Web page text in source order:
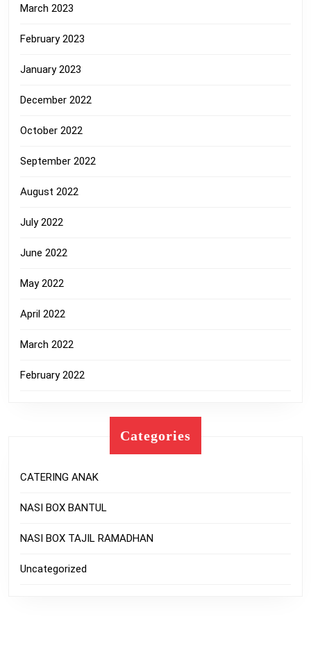
March 2023
February 2023
January 2023
December 2022
October 2022
September 2022
August 2022
July 2022
June 2022
May 2022
April 2022
March 2022
February 2022
Categories
CATERING ANAK
NASI BOX BANTUL
NASI BOX TAJIL RAMADHAN
Uncategorized